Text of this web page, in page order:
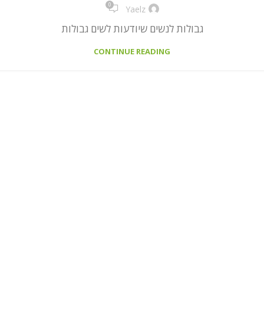
Yaelz
0
גבולות לנשים שיודעות לשים גבולות
CONTINUE READING